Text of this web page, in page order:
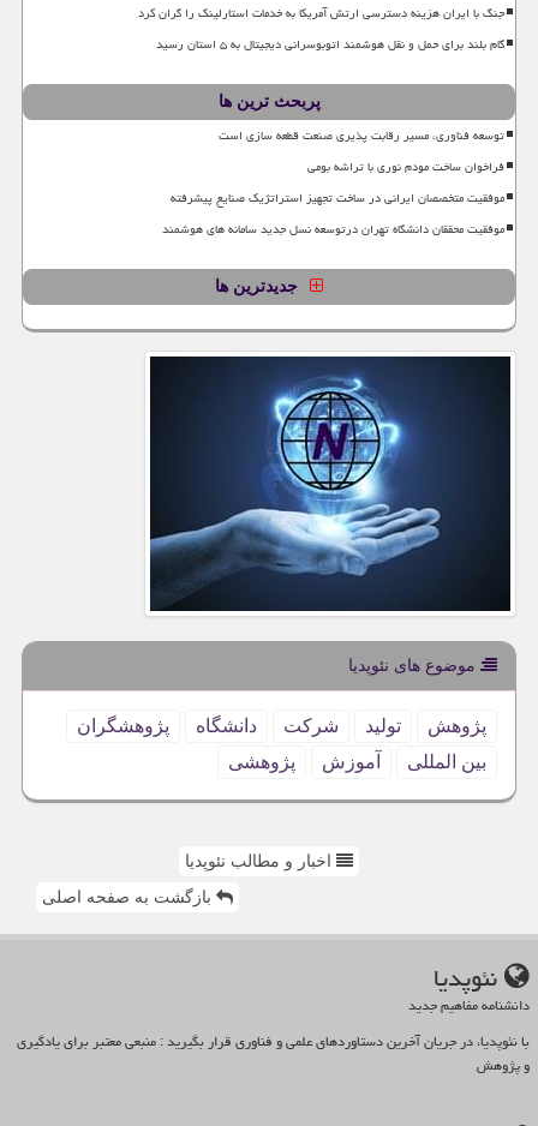
جنگ با ایران هزینه دسترسی ارتش آمریکا به خدمات استارلینک را گران کرد
گام بلند برای حمل و نقل هوشمند اتوبوسرانی دیجیتال به ۵ استان رسید
پربحث ترین ها
توسعه فناوری، مسیر رقابت پذیری صنعت قطعه سازی است
فراخوان ساخت مودم نوری با تراشه بومی
موفقیت متخصصان ایرانی در ساخت تجهیز استراتژیک صنایع پیشرفته
موفقیت محققان دانشگاه تهران درتوسعه نسل جدید سامانه های هوشمند
جدیدترین ها
موضوع های نئوپدیا
پژوهش تولید شركت دانشگاه
پژوهشگران
بین المللی
آموزش پژوهشی
اخبار و مطالب نئوپدیا
بازگشت به صفحه اصلی
نئوپدیا
دانشنامه مفاهیم جدید
با نئوپدیا، در جریان آخرین دستاوردهای علمی و فناوری قرار بگیرید : منبعی معتبر برای یادگیری
و پژوهش